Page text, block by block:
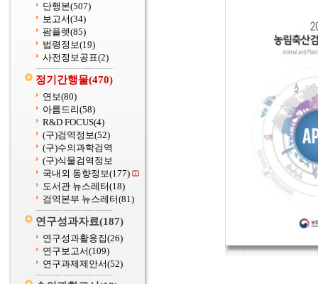
단행본(507)
보고서(34)
팜플렛(85)
법령정보(19)
사전정보공표(2)
정기간행물(470)
연보(80)
아름드리(58)
R&D FOCUS(4)
(구)검역정보(52)
(구)수의과학검역
(구)식물검역정보
국내외 동향정보(177)
도서관 뉴스레터(18)
검역본부 뉴스레터(81)
연구성과자료(187)
연구성과활용집(26)
연구보고서(109)
연구과제제안서(52)